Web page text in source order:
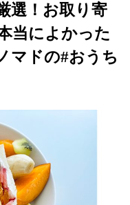
選！お取り寄
当によかった
マドの#おうち